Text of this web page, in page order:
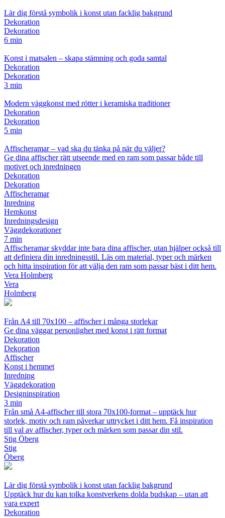
Lär dig förstå symbolik i konst utan facklig bakgrund
Dekoration
Dekoration
6 min
Konst i matsalen – skapa stämning och goda samtal
Dekoration
Dekoration
3 min
Modern väggkonst med rötter i keramiska traditioner
Dekoration
Dekoration
5 min
Affischeramar – vad ska du tänka på när du väljer?
Ge dina affischer rätt utseende med en ram som passar både till
motivet och inredningen
Dekoration
Dekoration
Affischeramar
Inredning
Hemkonst
Inredningsdesign
Väggdekorationer
7 min
Affischeramar skyddar inte bara dina affischer, utan hjälper också till
att definiera din inredningsstil. Läs om material, typer och märken
och hitta inspiration för att välja den ram som passar bäst i ditt hem.
Vera Holmberg
Vera
Holmberg
Från A4 till 70x100 – affischer i många storlekar
Ge dina väggar personlighet med konst i rätt format
Dekoration
Dekoration
Affischer
Konst i hemmet
Inredning
Väggdekoration
Designinspiration
3 min
Från små A4-affischer till stora 70x100-format – upptäck hur
storlek, motiv och ram påverkar uttrycket i ditt hem. Få inspiration
till val av affischer, typer och märken som passar din stil.
Stig Öberg
Stig
Öberg
Lär dig förstå symbolik i konst utan facklig bakgrund
Upptäck hur du kan tolka konstverkens dolda budskap – utan att
vara expert
Dekoration